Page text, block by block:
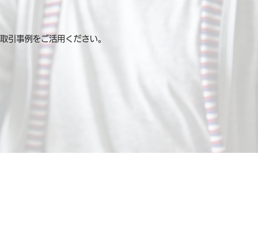
引事例をご活用ください。